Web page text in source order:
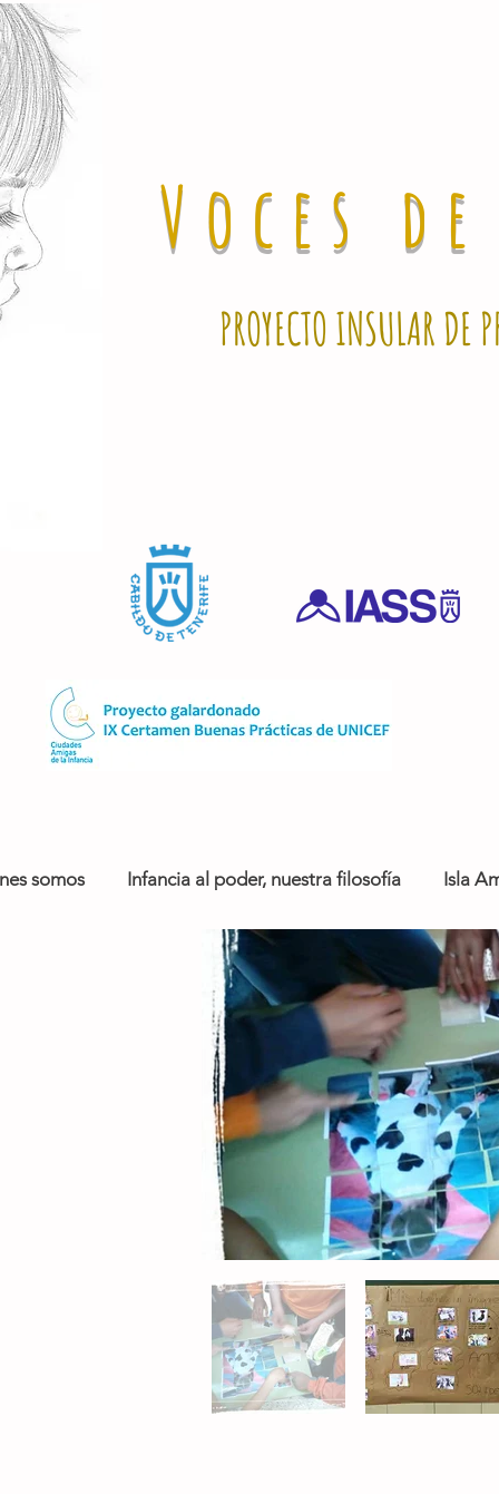
Voces
PROYECTO INSULAR
somos Infancia al poder, nuestra filosofía Isla